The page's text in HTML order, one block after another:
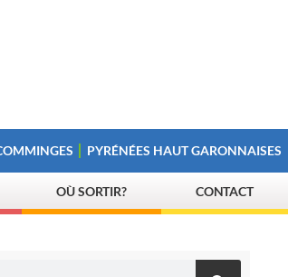
PYRÉNÉES HAUT GARONNAISES
OÙ SORTIR? CONTACT